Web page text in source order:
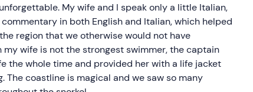
My wife and I speak only a little Italian,
in both English and Italian, which helped
region that we otherwise would not have
my wife is not the strongest swimmer, the captain
the whole time and provided her with a life jacket
The coastline is magical and we saw so many